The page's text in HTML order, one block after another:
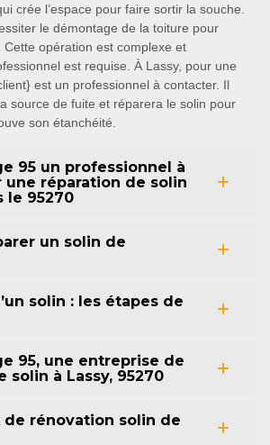
crée l’espace pour faire sortir la souche.
le démontage de la toiture pour
opération est complexe et
est requise. À Lassy, pour une
est un professionnel à contacter. Il
source de fuite et réparera le solin pour
son étanchéité.
95 un professionnel à
une réparation de solin
le 95270
un solin de
solin : les étapes de
95, une entreprise de
solin à Lassy, 95270
de rénovation solin de